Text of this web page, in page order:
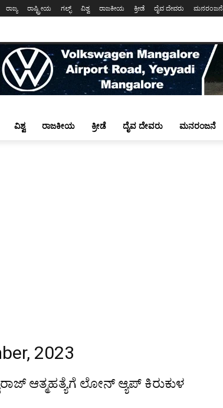
ರಾಜ್ಯ ರಾಷ್ಟ್ರೀಯ ಗಲ್ಫ್ ವಿಶ್ವ ರಾಜಕೀಯ ಕ್ರೀಡೆ ದೈವ ದೇವರು ಮನರಂಜನೆ
ವಿಶ್ವ ರಾಜಕೀಯ ಕ್ರೀಡೆ ದೈವ ದೇವರು ಮನರಂಜನೆ
2023
ಆತ್ಮಹತ್ಯೆಗೆ ಲೋನ್ ಆ್ಯಪ್ ಕಿರುಕುಳ